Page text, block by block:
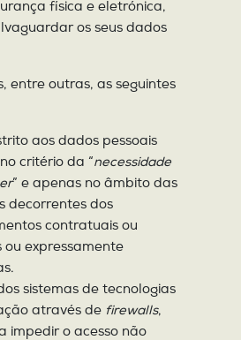
física e eletrónica,
os seus dados
entre outras, as seguintes
aos dados pessoais
critério da “necessidade
” e apenas no âmbito das
decorrentes dos
contratuais ou
ou expressamente
sistemas de tecnologias
através de firewalls,
impedir o acesso não